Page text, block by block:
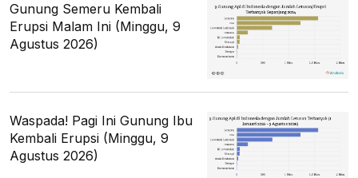
Gunung Semeru Kembali
Erupsi Malam Ini (Minggu, 9
Agustus 2026)
Waspada! Pagi Ini Gunung Ibu
Kembali Erupsi (Minggu, 9
Agustus 2026)